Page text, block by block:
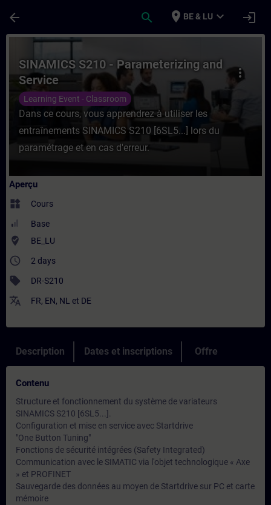
arrow_back search place BE & LU expand_more login
Cours - SINAMICS S210 -
more_vert
SINAMICS S210 - Parameterizing and
Service
Learning Event - Classroom
Dans ce cours, vous apprendrez à utiliser les
entraînements SINAMICS S210 [6SL5...] lors du
paramétrage et en cas d'erreur.
Aperçu
widgets Cours
Base
where_to_vote BE_LU
access_time 2 days
sell DR-S210
translate FR, EN, NL et DE
Description Dates et inscriptions Offre
Contenu
Structure et fonctionnement du système de variateurs
SINAMICS S210 [6SL5...].
Configuration et mise en service avec Startdrive
"One Button Tuning"
Fonctions de sécurité intégrées (Safety Integrated)
Communication avec le SIMATIC via l'objet technologique « Axe
» et PROFINET
Sauvegarde des données au moyen de Startdrive sur PC et carte
mémoire